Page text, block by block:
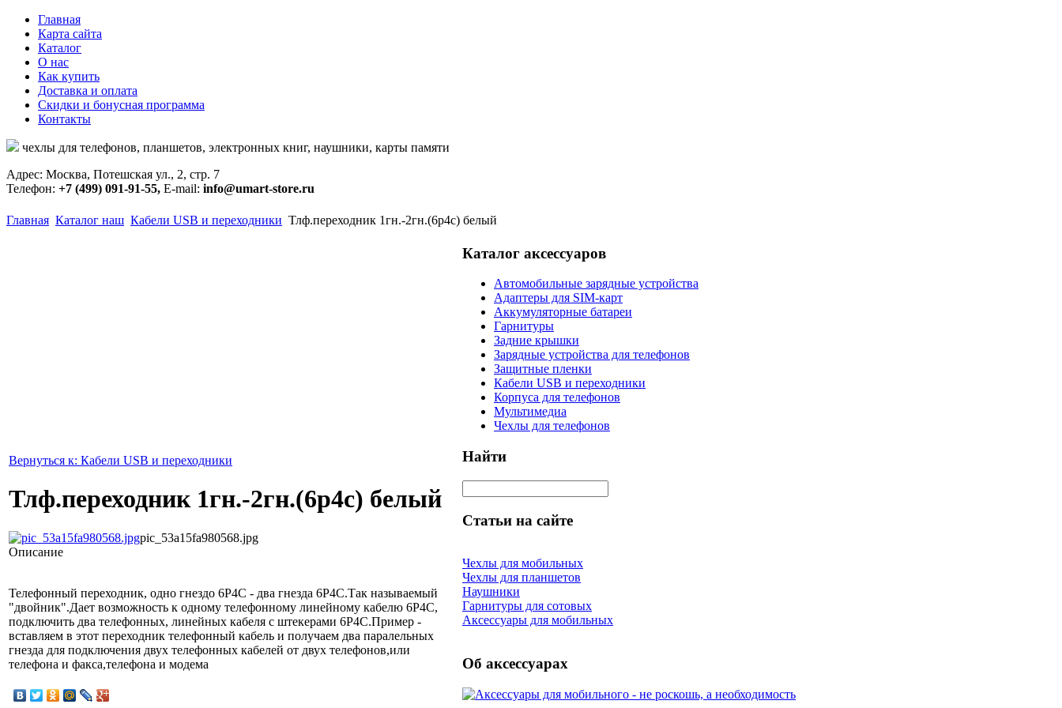
Главная
Карта сайта
Каталог
О нас
Как купить
Доставка и оплата
Скидки и бонусная программа
Контакты
чехлы для телефонов, планшетов, электронных книг, наушники, карты памяти
Адрес: Москва, Потешская ул., 2, стр. 7
Телефон: +7 (499) 091-91-55, E-mail: info@umart-store.ru
Главная Каталог наш Кабели USB и переходники Тлф.переходник 1гн.-2гн.(6р4с) белый
Вернуться к: Кабели USB и переходники
Тлф.переходник 1гн.-2гн.(6р4с) белый
pic_53a15fa980568.jpg
Описание
Телефонный переходник, одно гнездо 6Р4С - два гнезда 6Р4С.Так называемый
"двойник".Дает возможность к одному телефонному линейному кабелю 6Р4С,
подключить два телефонных, линейных кабеля с штекерами 6Р4С.Пример -
вставляем в этот переходник телефонный кабель и получаем два паралельных
гнезда для подключения двух телефонных кабелей от двух телефонов,или
телефона и факса,телефона и модема
Каталог аксессуаров
Автомобильные зарядные устройства
Адаптеры для SIM-карт
Аккумуляторные батареи
Гарнитуры
Задние крышки
Зарядные устройства для телефонов
Защитные пленки
Кабели USB и переходники
Корпуса для телефонов
Мультимедиа
Чехлы для телефонов
Найти
Статьи на сайте
Чехлы для мобильных
Чехлы для планшетов
Наушники
Гарнитуры для сотовых
Аксессуары для мобильных
Об аксессуарах